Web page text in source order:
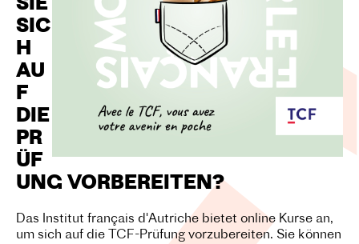
SIE
SIC
H
AU
F
DIE
PR
ÜF
UNG VORBEREITEN?
Das Institut français d'Autriche bietet online Kurse an,
um sich auf die TCF-Prüfung vorzubereiten. Sie können